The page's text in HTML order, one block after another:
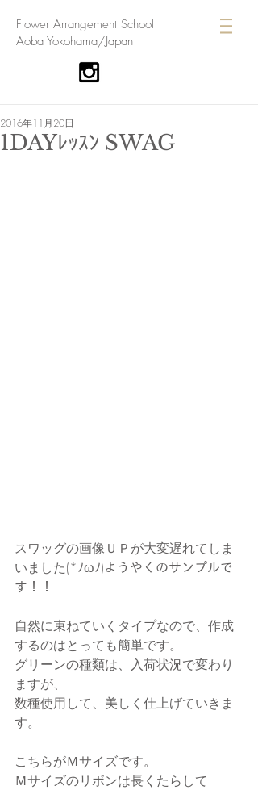
​Flower Arrangement School
Aoba Yokohama/Japan
1DAYﾚｯｽﾝ SWAG
2016年11月20日
スワッグの画像ＵＰが大変遅れてしま
いました(*ﾉωﾉ)ようやくのサンプルで
す！！
自然に束ねていくタイプなので、作成
するのはとっても簡単です。
グリーンの種類は、入荷状況で変わり
ますが、
数種使用して、美しく仕上げていきま
す。
こちらがＭサイズです。
Ｍサイズのリボンは長くたらして